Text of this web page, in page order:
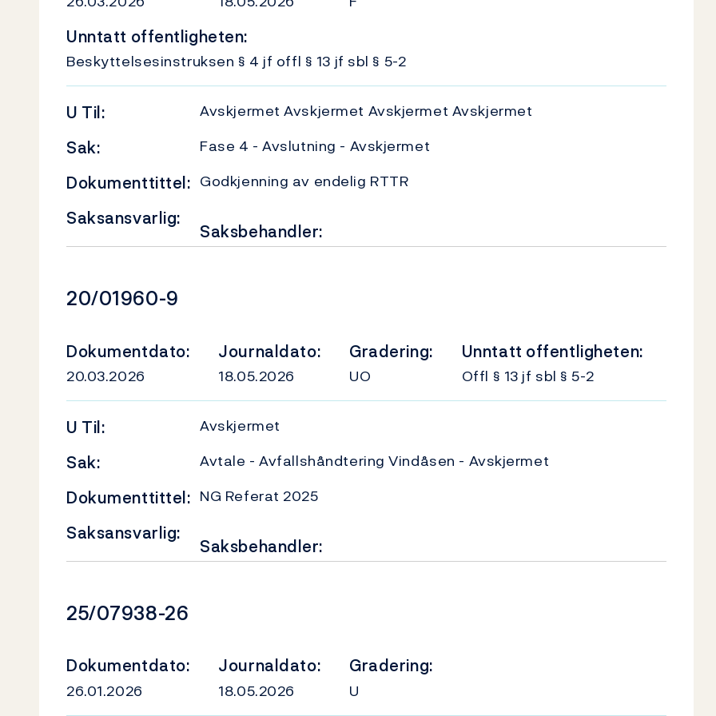
Unntatt offentligheten:
Beskyttelsesinstruksen § 4 jf offl § 13 jf sbl § 5-2
U Til: Avskjermet Avskjermet Avskjermet Avskjermet
Sak: Fase 4 - Avslutning - Avskjermet
Dokumenttittel: Godkjenning av endelig RTTR
Saksansvarlig:
Saksbehandler:
Dokumentnummer
20/01960-9
Dokumentdato:
20.03.2026
Journaldato:
18.05.2026
Gradering:
UO
Unntatt offentligheten:
Offl § 13 jf sbl § 5-2
U Til: Avskjermet
Sak: Avtale - Avfallshåndtering Vindåsen - Avskjermet
Dokumenttittel: NG Referat 2025
Saksansvarlig:
Saksbehandler:
Dokumentnummer
25/07938-26
Dokumentdato:
26.01.2026
Journaldato:
18.05.2026
Gradering:
U